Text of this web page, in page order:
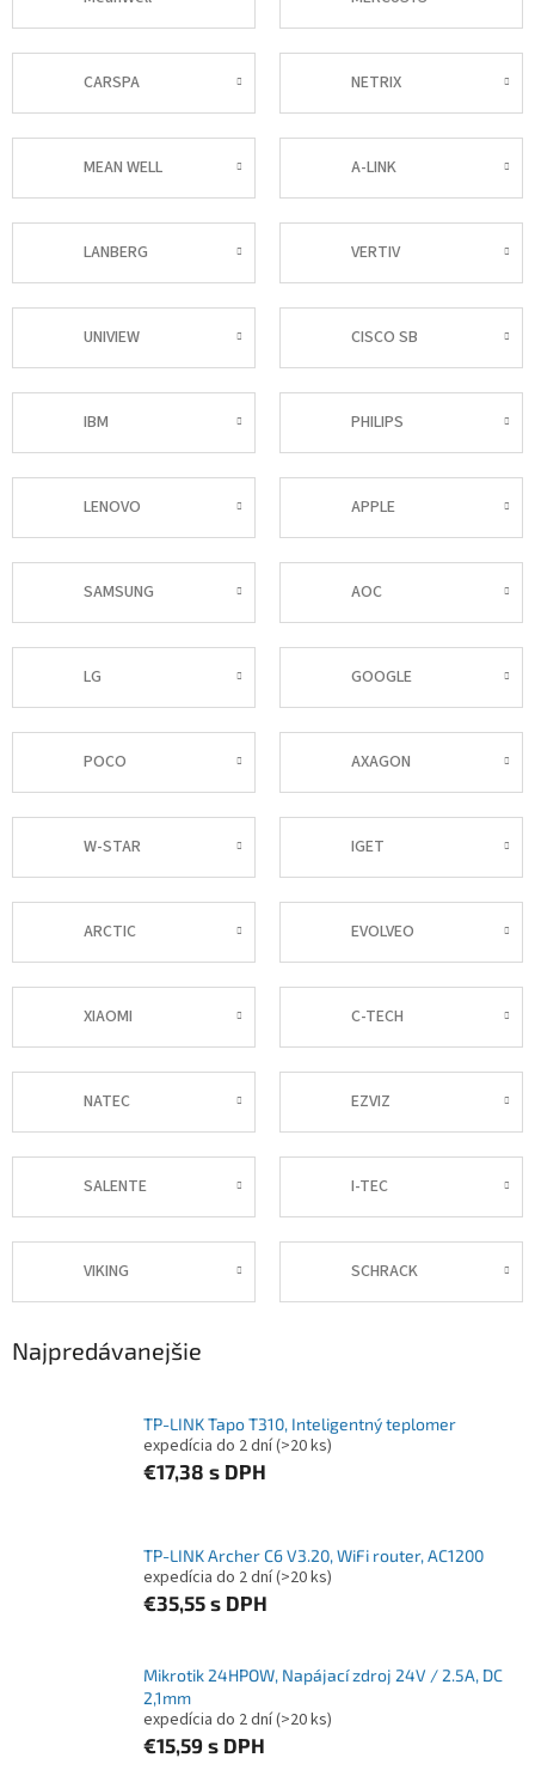
CARSPA NETRIX
MEAN WELL A-LINK
LANBERG VERTIV
UNIVIEW CISCO SB
IBM PHILIPS
LENOVO APPLE
SAMSUNG AOC
LG GOOGLE
POCO AXAGON
W-STAR IGET
ARCTIC EVOLVEO
XIAOMI C-TECH
NATEC EZVIZ
SALENTE I-TEC
VIKING SCHRACK
Najpredávanejšie
TP-LINK Tapo T310, Inteligentný teplomer
expedícia do 2 dní(>20 ks)
€17,38 s DPH
TP-LINK Archer C6 V3.20, WiFi router, AC1200
expedícia do 2 dní(>20 ks)
€35,55 s DPH
Mikrotik 24HPOW, Napájací zdroj 24V / 2.5A, DC
2,1mm
expedícia do 2 dní(>20 ks)
€15,59 s DPH